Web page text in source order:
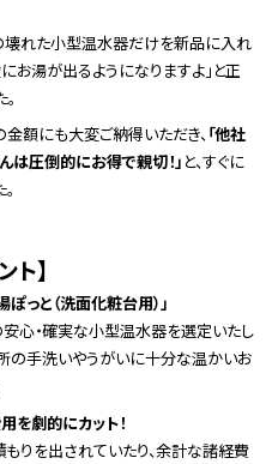
壊れた小型温水器だけを新品に入れ
お湯が出るようになりますよ」と正
額にも大変ご納得いただき、「他社
は圧倒的にお得で親切！」 と、すぐに
ト】
っと（洗面化粧台用）」
心・確実な小型温水器を選定いたし
所の手洗いやうがいに十分な温かいお
を劇的にカット！
りを出されていたり、余計な諸経費